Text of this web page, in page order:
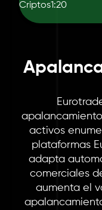
Criptos1:20
activos
plataformas
adapta
comerciales
aumenta el